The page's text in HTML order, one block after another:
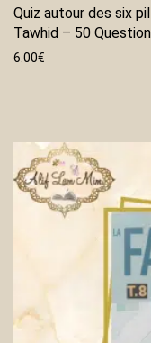
Quiz autour des six
Tawhid – 50
6.00€